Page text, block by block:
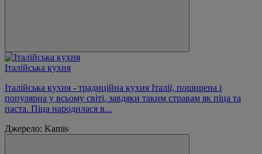
Італійська кухня
Італійська кухня - традиційна кухня Італії, поширена і
популярна у всьому світі, завдяки таким стравам як піца та
паста. Піца народилася в...
Джерело: Kamis